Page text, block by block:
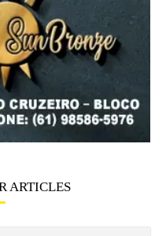
ARTICLES